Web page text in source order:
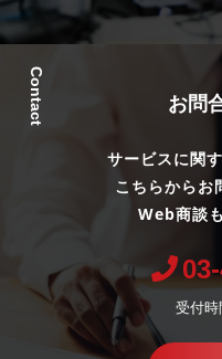
Contact お問
サービスに関
こちらからお
Web商談
受付時